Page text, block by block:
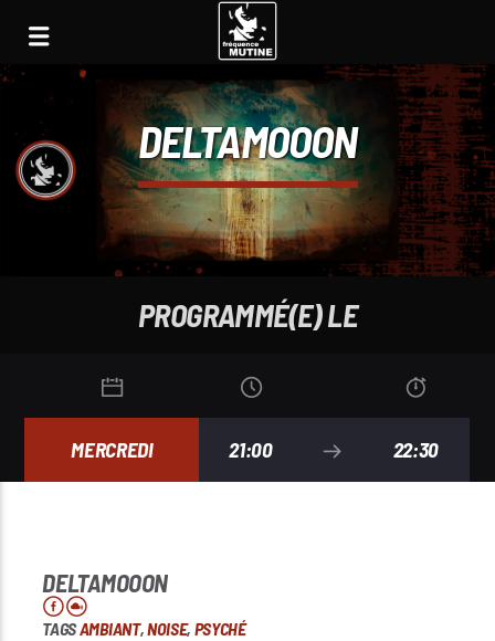
DELTAMOOON
PROGRAMMÉ(E) LE
MERCREDI 21:00 22:30
DELTAMOOON
TAGSAMBIANT,NOISE, PSYCHÉ